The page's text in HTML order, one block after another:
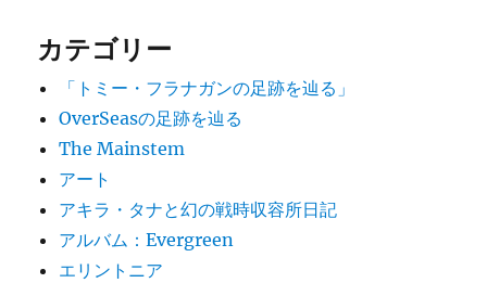
カテゴリー
「トミー・フラナガンの足跡を辿る」
OverSeasの足跡を辿る
The Mainstem
アート
アキラ・タナと幻の戦時収容所日記
アルバム：Evergreen
エリントニア